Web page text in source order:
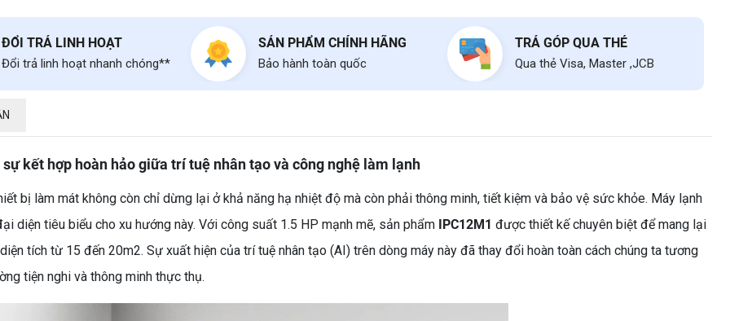
ĐỔI TRẢ LINH HOẠT
Đổi trả linh hoạt nhanh chóng**
SẢN PHẨM CHÍNH HÃNG
Bảo hành toàn quốc
TRẢ GÓP QUA THẺ
Qua thẻ Visa, Master ,JCB
kết hợp hoàn hảo giữa trí tuệ nhân tạo và công nghệ làm lạnh
bị làm mát không còn chỉ dừng lại ở khả năng hạ nhiệt độ mà còn phải thông minh, tiết kiệm và bảo vệ sức khỏe. Máy lạnh
diện tiêu biểu cho xu hướng này. Với công suất 1.5 HP mạnh mẽ, sản phẩm IPC12M1 được thiết kế chuyên biệt để mang lại
tích từ 15 đến 20m2. Sự xuất hiện của trí tuệ nhân tạo (AI) trên dòng máy này đã thay đổi hoàn toàn cách chúng ta tương
tiện nghi và thông minh thực thụ.